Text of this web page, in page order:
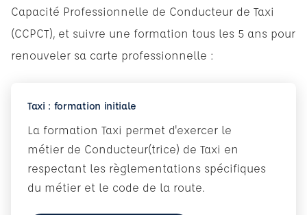
Capacité Professionnelle de Conducteur de Taxi
(CCPCT), et suivre une formation tous les 5 ans pour
renouveler sa carte professionnelle :
Taxi : formation initiale
La formation Taxi permet d'exercer le
métier de Conducteur(trice) de Taxi en
respectant les règlementations spécifiques
du métier et le code de la route.